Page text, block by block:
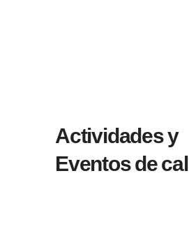
Actividades y
Eventos de